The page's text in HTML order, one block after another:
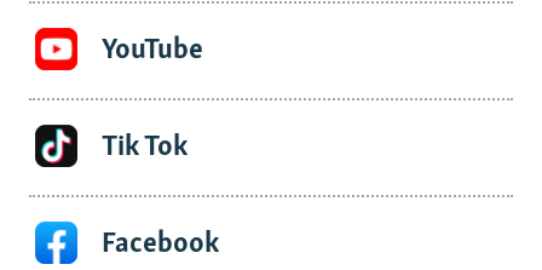
YouTube
Tik Tok
Facebook